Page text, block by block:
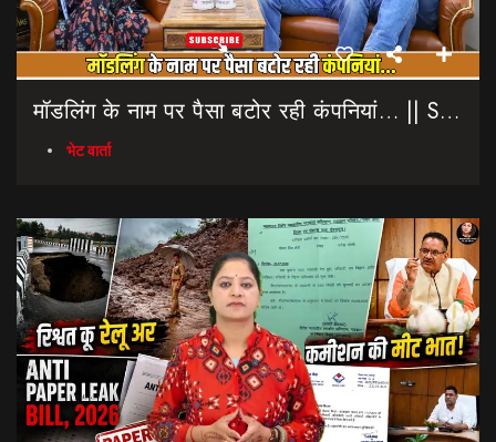
मॉडलिंग के नाम पर पैसा बटोर रही कंपनियां… || Sinmit Communications || Miss Uttarakhand 2026
भेट वार्ता